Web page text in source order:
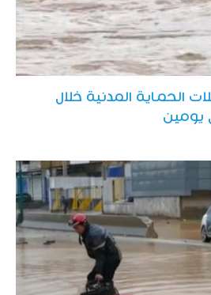
الحماية المدنية خلال
يومين